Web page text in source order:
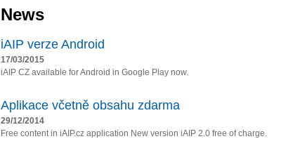
News
iAIP verze Android
17/03/2015
iAIP CZ available for Android in Google Play now.
Aplikace včetně obsahu zdarma
29/12/2014
Free content in iAIP.cz application New version iAIP 2.0 free of charge.